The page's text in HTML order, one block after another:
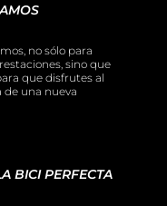
no sólo para
sino que
que disfrutes al
de una nueva
BICI PERFECTA